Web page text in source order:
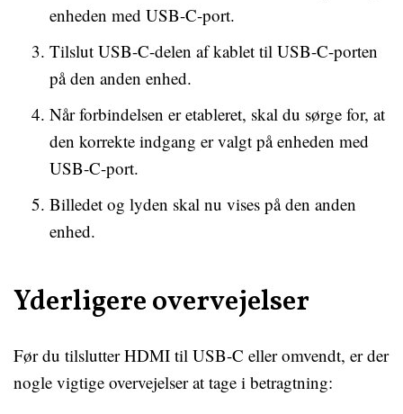
enheden med USB-C-port.
Tilslut USB-C-delen af ​​kablet til USB-C-porten
på den anden enhed.
Når forbindelsen er etableret, skal du sørge for, at
den korrekte indgang er valgt på enheden med
USB-C-port.
Billedet og lyden skal nu vises på den anden
enhed.
Yderligere overvejelser
Før du tilslutter HDMI til USB-C eller omvendt, er der
nogle vigtige overvejelser at tage i betragtning: